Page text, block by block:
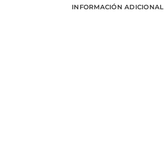
INFORMACIÓN ADICIONAL